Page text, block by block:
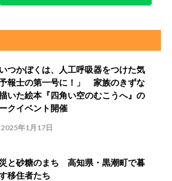
いつかぼくは、人工呼吸器をつけた気
報士の第一号に！」 家族のきずな
いた絵本『四角い空のむこうへ』の
クイベント開催
2025年1月17日
と砂糖のまち 高知県・黒潮町で暮
移住者たち